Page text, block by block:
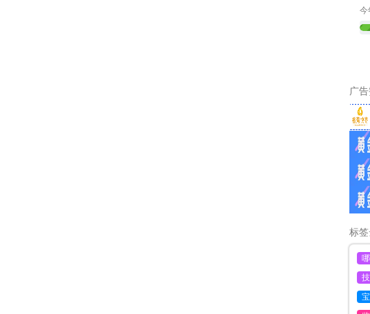
今
广
标签